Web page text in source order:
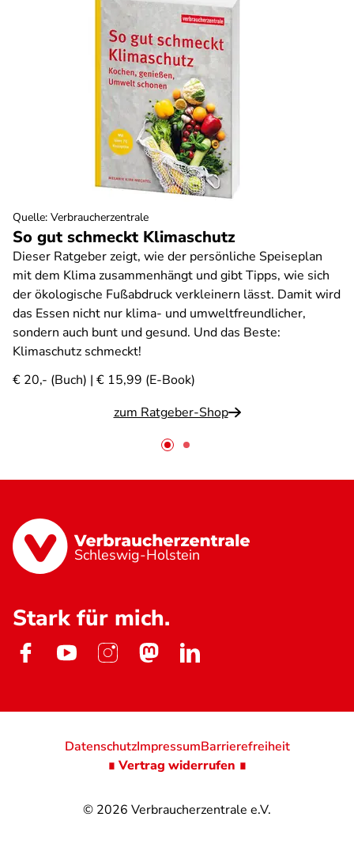
So gut schmeckt Klimaschutz
Dieser Ratgeber zeigt, wie der persönliche Speiseplan
mit dem Klima zusammenhängt und gibt Tipps, wie sich
der ökologische Fußabdruck verkleinern lässt. Damit wird
das Essen nicht nur klima- und umweltfreundlicher,
sondern auch bunt und gesund. Und das Beste:
Klimaschutz schmeckt!
€ 20,- (Buch) | € 15,99 (E-Book)
zum Ratgeber-Shop
Quelle: Verbraucherzentrale
Schleswig-Holstein
Stark für mich.
© 2026 Verbraucherzentrale e.V.
DatenschutzImpressumBarrierefreiheit
∎ Vertrag widerrufen ∎